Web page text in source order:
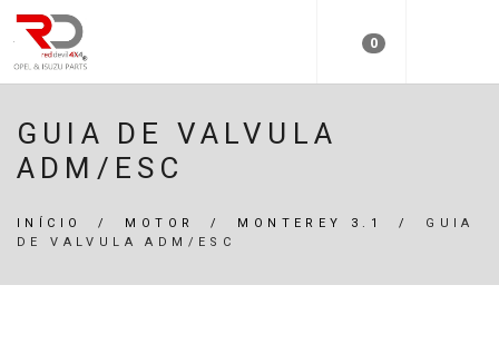
0
GUIA DE VALVULA
ADM/ESC
INÍCIO / MOTOR / MONTEREY 3.1 / GUIA
DE VALVULA ADM/ESC